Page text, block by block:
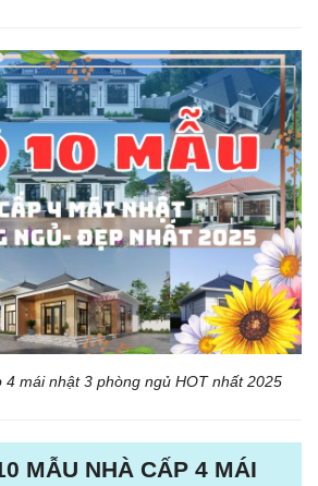
4 mái nhật 3 phòng ngủ HOT nhất 2025
MẪU NHÀ CẤP 4 MÁI